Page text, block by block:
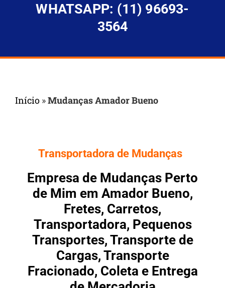
WHATSAPP: (11) 96693-
3564
Início »Mudanças Amador Bueno
Transportadora de Mudanças
Empresa de Mudanças Perto
de Mim em Amador Bueno,
Fretes, Carretos,
Transportadora, Pequenos
Transportes, Transporte de
Cargas, Transporte
Fracionado, Coleta e Entrega